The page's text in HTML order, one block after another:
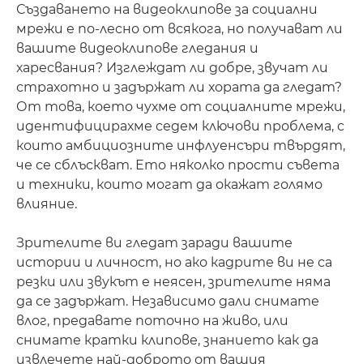
Създаването на видеоклипове за социални
мрежи е по-лесно от всякога, но получават ли
вашите видеоклипове гледания и
харесвания? Изглеждат ли добре, звучат ли
страхотно и задържат ли хората да гледат?
От това, което чухме от социалните мрежи,
идентифицирахме седем ключови проблема, с
които амбициозните инфлуенсъри твърдят,
че се сблъскват. Ето няколко прости съвета
и техники, които могат да окажат голямо
влияние.
Зрителите ви гледат заради вашите
истории и личност, но ако кадрите ви не са
резки или звукът е неясен, зрителите няма
да се задържат. Независимо дали снимате
влог, предавате поточно на живо, или
снимате кратки клипове, знанието как да
извлечете най-доброто от вашия